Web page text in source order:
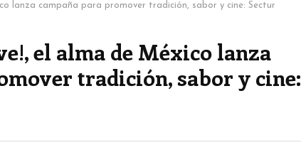
lanza campaña para promover tradición, sabor y cine: Sectur
el alma de México lanza
tradición, sabor y cine: